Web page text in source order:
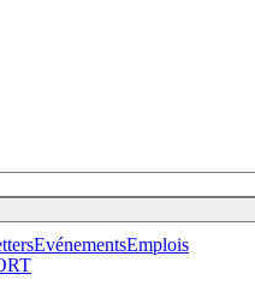
EvénementsEmplois